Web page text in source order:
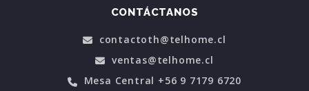
CONTÁCTANOS
contactoth@telhome.cl
ventas@telhome.cl
Mesa Central +56 9 7179 6720